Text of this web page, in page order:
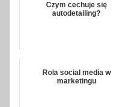
Czym cechuje się
autodetailing?
Rola social media w
marketingu